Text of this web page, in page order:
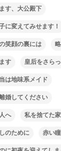
す、大公殿下
に変えてみせます！
笑顔の裏には
す 皇后をさら
は地味系メイド
婚してください
へ 私を捨てた
のために 赤い